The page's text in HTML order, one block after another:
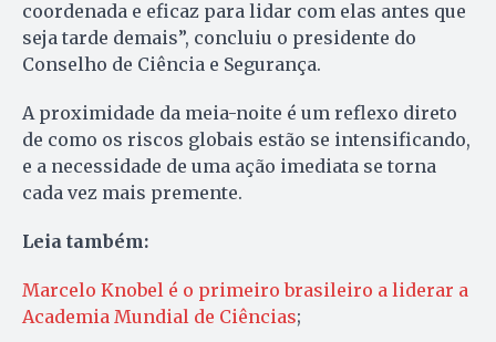
coordenada e eficaz para lidar com elas antes que
seja tarde demais”, concluiu o presidente do
Conselho de Ciência e Segurança.
A proximidade da meia-noite é um reflexo direto
de como os riscos globais estão se intensificando,
e a necessidade de uma ação imediata se torna
cada vez mais premente.
Leia também:
Marcelo Knobel é o primeiro brasileiro a liderar a
Academia Mundial de Ciências;